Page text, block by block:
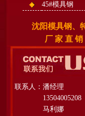
45#模具钢
沈阳模具钢、
厂 家 直 销
联系人：潘经理
13504005208
马利娜